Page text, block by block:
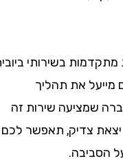
בשירותי ביובית
את תהליך
שירות זה
צדיק, תאפשר לכם